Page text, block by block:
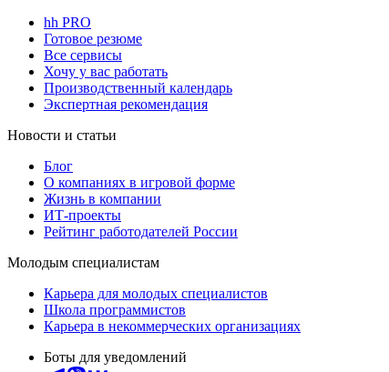
hh PRO
Готовое резюме
Все сервисы
Хочу у вас работать
Производственный календарь
Экспертная рекомендация
Новости и статьи
Блог
О компаниях в игровой форме
Жизнь в компании
ИТ-проекты
Рейтинг работодателей России
Молодым специалистам
Карьера для молодых специалистов
Школа программистов
Карьера в некоммерческих организациях
Боты для уведомлений